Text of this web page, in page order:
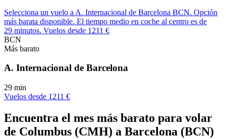
Selecciona un vuelo a A. Internacional de Barcelona BCN. Opción
más barata disponible. El tiempo medio en coche al centro es de
29 minutos. Vuelos desde 1211 €
BCN
Más barato
A. Internacional de Barcelona
29 min
Vuelos desde 1211 €
Encuentra el mes más barato para volar
de Columbus (CMH) a Barcelona (BCN)